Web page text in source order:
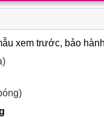
xem trước, bảo